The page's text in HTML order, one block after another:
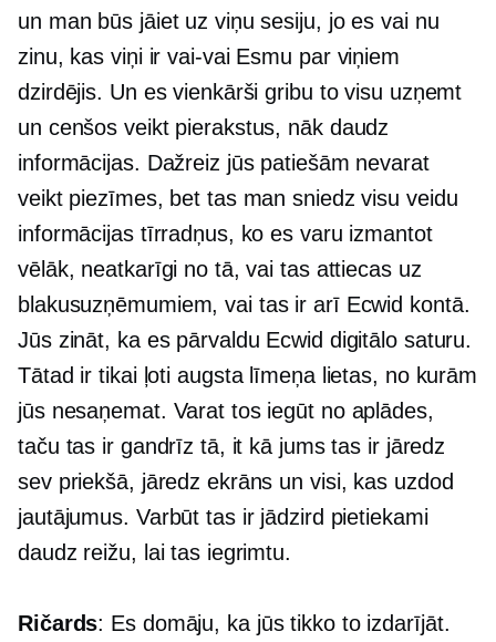
un man būs jāiet uz viņu sesiju, jo es vai nu
zinu, kas viņi irvai-vaiEsmu par viņiem
dzirdējis. Un es vienkārši gribu to visu uzņemt
un cenšos veikt pierakstus, nāk daudz
informācijas. Dažreiz jūs patiešām nevarat
veikt piezīmes, bet tas man sniedz visu veidu
informācijas tīrradņus, ko es varu izmantot
vēlāk, neatkarīgi no tā, vai tas attiecas uz
blakusuzņēmumiem, vai tas ir arī Ecwid kontā.
Jūs zināt, ka es pārvaldu Ecwid digitālo saturu.
Tātad ir tikai ļotiaugsta līmeņalietas, no kurām
jūs nesaņemat. Varat tos iegūt no aplādes,
taču tas ir gandrīz tā, it kā jums tas ir jāredz
sev priekšā, jāredz ekrāns un visi, kas uzdod
jautājumus. Varbūt tas ir jādzird pietiekami
daudz reižu, lai tas iegrimtu.
Ričards: Es domāju, ka jūs tikko to izdarījāt.